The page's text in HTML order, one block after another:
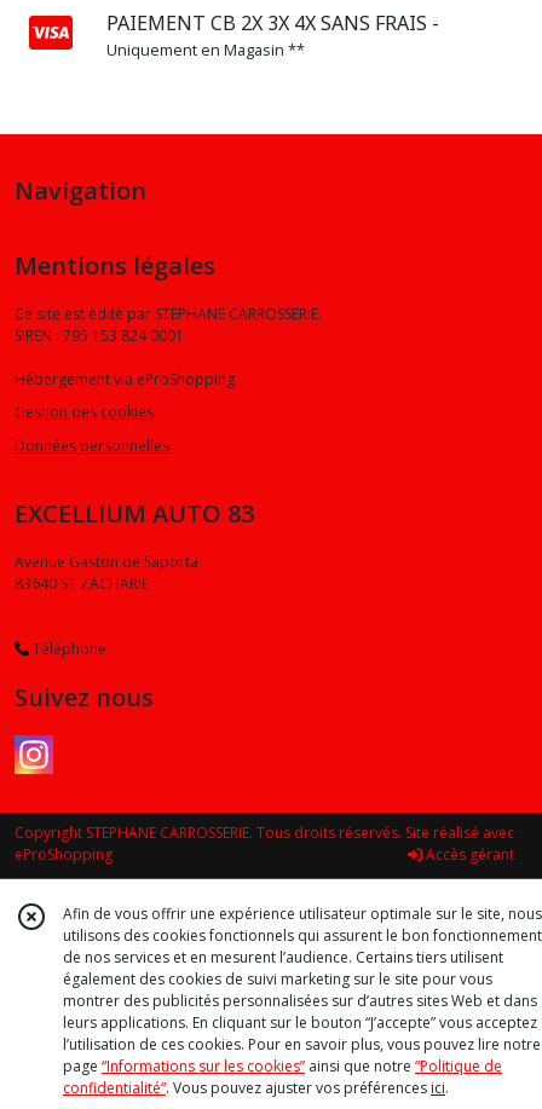
PAIEMENT CB 2X 3X 4X SANS FRAIS -
Uniquement en Magasin **
(2)
(2)
Q5
(2)
S3
TT
(1)
les
Navigation
Mentions légales
Ce site est édité par STEPHANE CARROSSERIE.
SIREN : 795 153 824 0001
Hébergement via eProShopping
Gestion des cookies
Données personnelles
EXCELLIUM AUTO 83
Avenue Gaston de Saporta
83640 ST ZACHARIE
Téléphone
Suivez nous
Copyright STEPHANE CARROSSERIE. Tous droits réservés. Site réalisé avec
eProShopping
Accès gérant
Afin de vous offrir une expérience utilisateur optimale sur le site, nous
utilisons des cookies fonctionnels qui assurent le bon fonctionnement
de nos services et en mesurent l’audience. Certains tiers utilisent
également des cookies de suivi marketing sur le site pour vous
montrer des publicités personnalisées sur d’autres sites Web et dans
leurs applications. En cliquant sur le bouton “J’accepte” vous acceptez
l’utilisation de ces cookies. Pour en savoir plus, vous pouvez lire notre
page “Informations sur les cookies” ainsi que notre “Politique de
confidentialité“. Vous pouvez ajuster vos préférences ici.